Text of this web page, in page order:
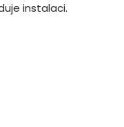
instalaci.